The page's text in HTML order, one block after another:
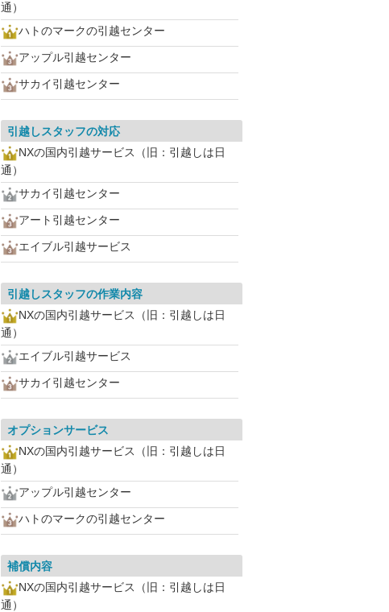
通）
ハトのマークの引越センター
アップル引越センター
サカイ引越センター
引越しスタッフの対応
NXの国内引越サービス（旧：引越しは日
通）
サカイ引越センター
アート引越センター
エイブル引越サービス
引越しスタッフの作業内容
NXの国内引越サービス（旧：引越しは日
通）
エイブル引越サービス
サカイ引越センター
オプションサービス
NXの国内引越サービス（旧：引越しは日
通）
アップル引越センター
ハトのマークの引越センター
補償内容
NXの国内引越サービス（旧：引越しは日
通）